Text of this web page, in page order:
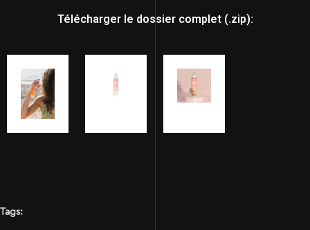
Télécharger le dossier complet (.zip):
Tags: